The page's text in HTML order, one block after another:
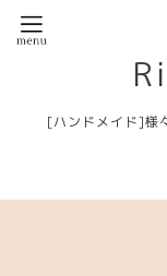
[ハンドメイド]様